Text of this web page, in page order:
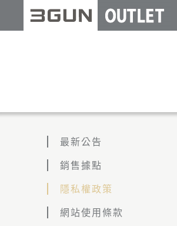
最新公告
銷售據點
隱私權政策
網站使用條款